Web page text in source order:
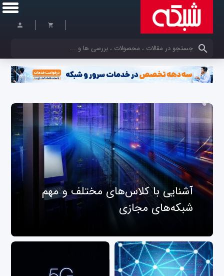
کلمات کلیدی خود را وارد کنید
آشنایی با کلاس‌های مختلف و مهم
شبکه‌های مجازی